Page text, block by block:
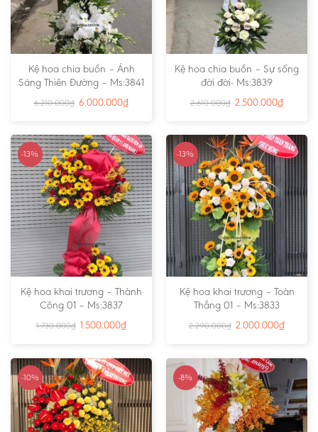
Kệ hoa chia buồn – Ánh
Sáng Thiên Đường – Ms:3841
6.210.000₫ 6.000.000₫
Kệ hoa chia buồn – Sự sống
đời đời- Ms:3839
2.610.000₫ 2.500.000₫
-13%
Kệ hoa khai trương – Thành
Công 01 – Ms:3837
1.730.000₫ 1.500.000₫
-13%
Kệ hoa khai trương – Toàn
Thắng 01 – Ms:3833
2.290.000₫ 2.000.000₫
-10% -8%